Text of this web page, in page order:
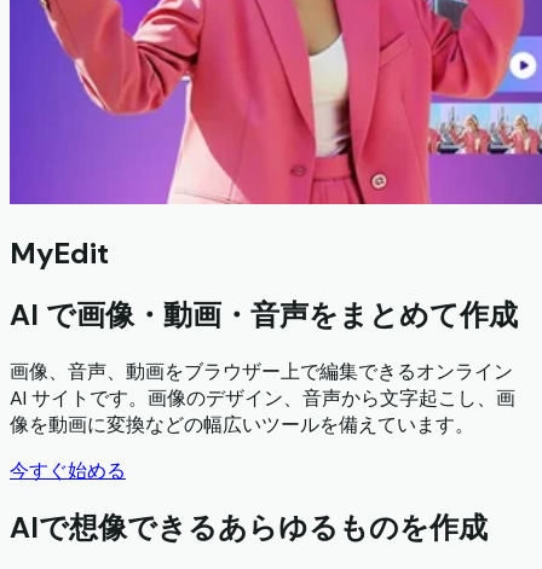
MyEdit
AI で画像・動画・音声をまとめて作成
画像、音声、動画をブラウザー上で編集できるオンライン
AI サイトです。画像のデザイン、音声から文字起こし、画
像を動画に変換などの幅広いツールを備えています。
今すぐ始める
AIで想像できるあらゆるものを作成